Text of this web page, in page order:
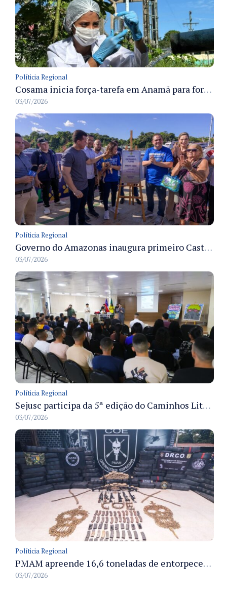
Políticia Regional
Cosama inicia força-tarefa em Anamã para fortalecer abastecimento de água e segurança hídrica da população
03/07/2026
Políticia Regional
Governo do Amazonas inaugura primeiro Castramóvel Fluvial para atendimento veterinário às comunidades ribeirinhas e castração gratuita
03/07/2026
Políticia Regional
Sejusc participa da 5ª edição do Caminhos Literários com foco na cultura hip-hop nas unidades socioeducativas
03/07/2026
Políticia Regional
PMAM apreende 16,6 toneladas de entorpecentes e registra aumento nas prisões em flagrante e nas capturas de foragidos no primeiro semestre de 2026
03/07/2026